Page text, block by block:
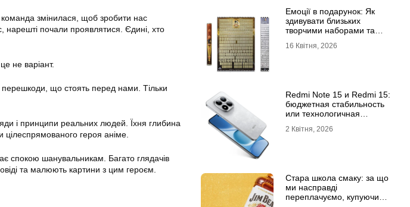
змінилася, щоб зробити нас
нарешті почали проявлятися. Єдині, хто
не варіант.
що стоять перед нами. Тільки
і принципи реальних людей. Їхня глибина
цілеспрямованого героя аніме.
спокою шанувальникам. Багато глядачів
та малюють картини з цим героєм.
Емоції в подарунок: Як
здивувати близьких
творчими наборами та
16 Квітня, 2026
Redmi Note 15 и Redmi 15:
бюджетная стабильность
или технологичная
2 Квітня, 2026
Стара школа смаку: за що
ми насправді
переплачуємо, купуючи